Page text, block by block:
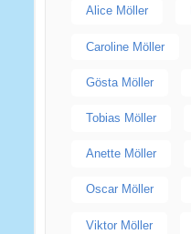
Alice Möller
Caroline Möller
Gösta Möller
Tobias Möller
Anette Möller
Oscar Möller
Viktor Möller